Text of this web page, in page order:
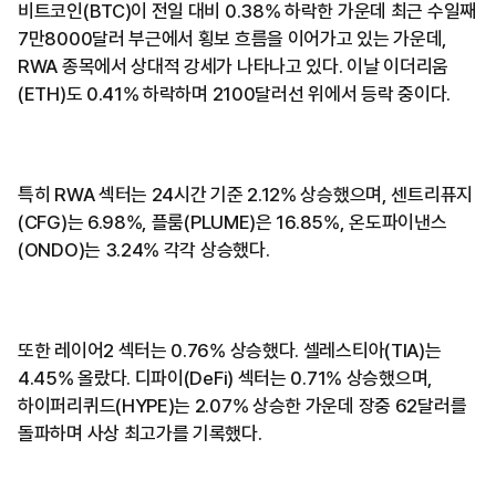
비트코인(BTC)이 전일 대비 0.38% 하락한 가운데 최근 수일째
7만8000달러 부근에서 횡보 흐름을 이어가고 있는 가운데,
RWA 종목에서 상대적 강세가 나타나고 있다. 이날 이더리움
(ETH)도 0.41% 하락하며 2100달러선 위에서 등락 중이다.
특히 RWA 섹터는 24시간 기준 2.12% 상승했으며, 센트리퓨지
(CFG)는 6.98%, 플룸(PLUME)은 16.85%, 온도파이낸스
(ONDO)는 3.24% 각각 상승했다.
또한 레이어2 섹터는 0.76% 상승했다. 셀레스티아(TIA)는
4.45% 올랐다. 디파이(DeFi) 섹터는 0.71% 상승했으며,
하이퍼리퀴드(HYPE)는 2.07% 상승한 가운데 장중 62달러를
돌파하며 사상 최고가를 기록했다.